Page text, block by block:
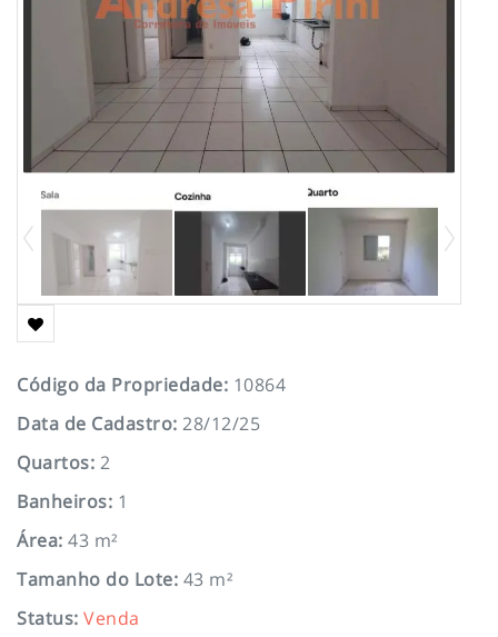
Código da Propriedade: 10864
Data de Cadastro: 28/12/25
Quartos: 2
Banheiros: 1
Área: 43 m²
Tamanho do Lote: 43 m²
Status: Venda